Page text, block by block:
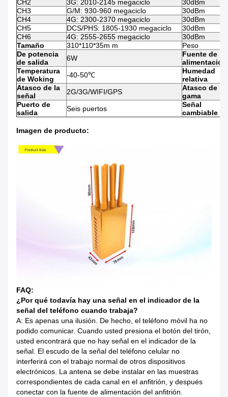
CH2 3G: 2010-2145 megaciclo
30dBm
CH3
G/M: 930-960 megaciclo
30dBm
CH4
4G: 2300-2370 megaciclo
30dBm
CH5
DCS/PHS: 1805-1930 megaciclo
30dBm
CH6
4G: 2555-2655 megaciclo
30dBm
Tamaño
310*110*35m m
Peso
De potencia
de salida
6W
Fuente de
alimentación
Temperatura
de Woking
-40-50℃
Humedad
relativa
Atasco de la
señal
2G/3G/WIFI/GPS
Atasco de la
gama
Puerto de
salida
Seis puertos
Señal
cambiable
Imagen de producto:
FAQ:
¿Por qué todavía hay una señal en el indicador de la
señal del teléfono cuando trabaja?
A: Es apenas una ilusión. De hecho, el teléfono móvil ha no
podido comunicar. Cuando usted presiona el botón del tirón,
usted encontrará que no hay señal en el indicador de la
señal. El escudo de la señal del teléfono celular no
interferirá con el trabajo normal de otros dispositivos
electrónicos. La antena se debe instalar en las muestras
correspondientes de cada canal en el anfitrión, y después
conectar con la fuente de alimentación del anfitrión.